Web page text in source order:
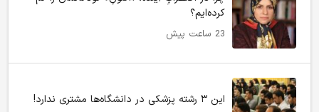
کرده‌ایم؟
23 ساعت پیش
این ۳ رشته پزشکی در دانشگاه‌ها مشتری ندارد!